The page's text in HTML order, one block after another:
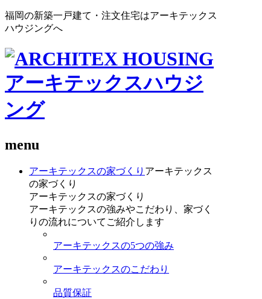
福岡の新築一戸建て・注文住宅はアーキテックス
ハウジングへ
menu
アーキテックスの家づくり アーキテックス
の家づくり
アーキテックスの家づくり
アーキテックスの強みやこだわり、家づく
りの流れについてご紹介します
アーキテックスの5つの強み
アーキテックスのこだわり
品質保証